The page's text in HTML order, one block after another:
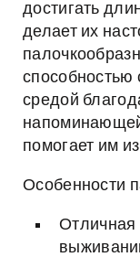
достигать
делает их
способностью
средой
напоминающей
помогает им
Особенности
Отличная